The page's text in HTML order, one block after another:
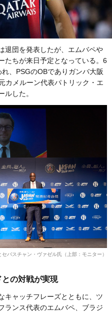
退団を発表したが、エムバペや
たちが来日予定となっている。6
、PSGのOBでありガンバ大阪
カメルーン代表パトリック・エ
ルした。
バスチャン・ヴァゼル氏（上部：モニター）
の対戦が実現
キャッチフレーズとともに、ツ
ランス代表のエムバペ、ブラジ